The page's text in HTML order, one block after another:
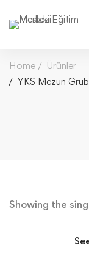
Home
Ürünler
YKS Mezun
Showing the